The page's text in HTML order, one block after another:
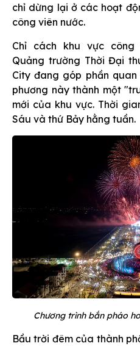
chỉ dừng lại ở các hoạt
công viên nước.
Chỉ cách khu vực công
Quảng trường Thời Đại
City đang góp phần
phương này thành một
mới của khu vực. Thời
Sáu và thứ Bảy hằng tuần.
Chương trình bắn pháo
Bầu trời đêm của thành